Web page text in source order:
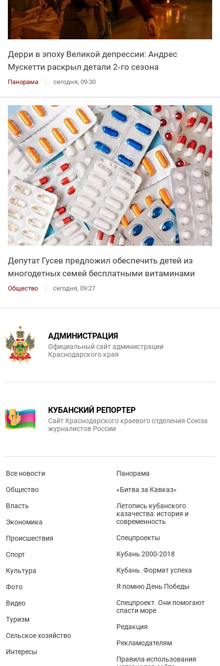
Дерри в эпоху Великой депрессии: Андрес
Мускетти раскрыл детали 2‑го сезона
Панорама сегодня, 09:30
Депутат Гусев предложил обеспечить детей из
многодетных семей бесплатными витаминами
Общество сегодня, 09:27
АДМИНИСТРАЦИЯ
Официальный сайт администрации
Краснодарского края
КУБАНСКИЙ РЕПОРТЕР
Сайт Краснодарского краевого отделения Союза
журналистов России
Все новости
Общество
Власть
Экономика
Происшествия
Спорт
Культура
Фото
Видео
Туризм
Сельское хозяйство
Интересы
Панорама
«Битва за Кавказ»
Летопись кубанского
казачества: история и
современность
Спецпроекты
Кубань 2000-2018
Кубань. Формат успеха
Я помню День Победы
Спецпроект. Они помогают
спасти море
Редакция
Рекламодателям
Правила использования